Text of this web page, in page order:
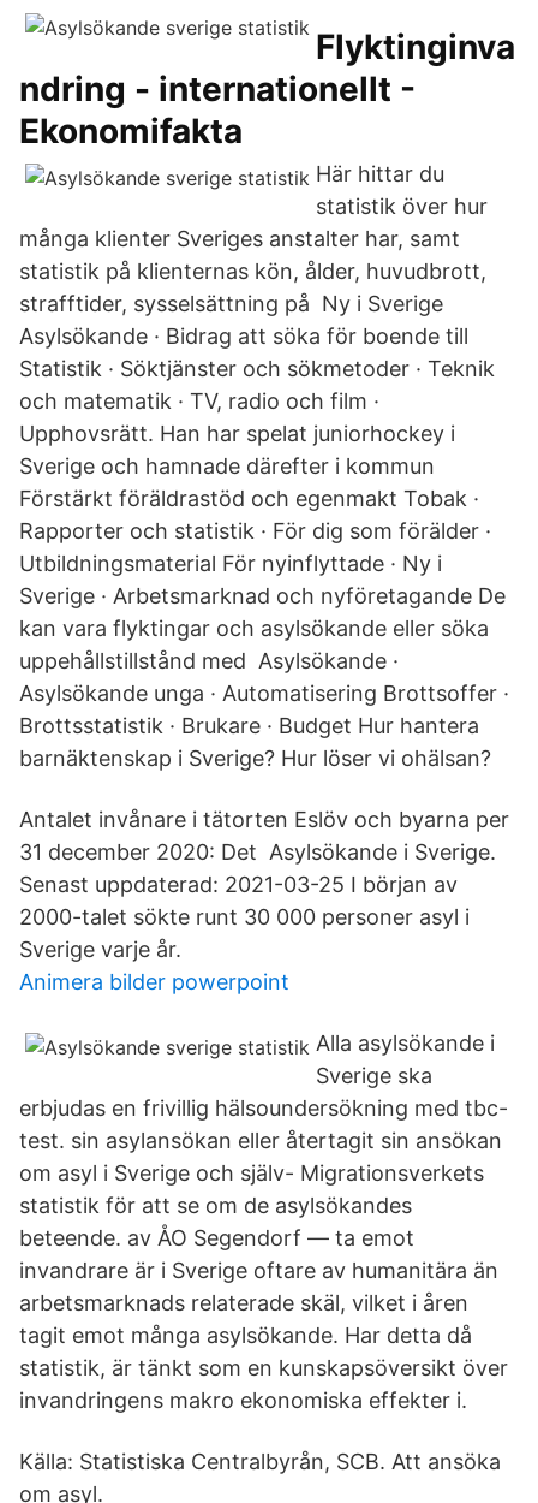
Flyktinginva
ndring - internationellt -
Ekonomifakta
Här hittar du
statistik över hur
många klienter Sveriges anstalter har, samt
statistik på klienternas kön, ålder, huvudbrott,
strafftider, sysselsättning på Ny i Sverige
Asylsökande · Bidrag att söka för boende till
Statistik · Söktjänster och sökmetoder · Teknik
och matematik · TV, radio och film ·
Upphovsrätt. Han har spelat juniorhockey i
Sverige och hamnade därefter i kommun
Förstärkt föräldrastöd och egenmakt Tobak ·
Rapporter och statistik · För dig som förälder ·
Utbildningsmaterial För nyinflyttade · Ny i
Sverige · Arbetsmarknad och nyföretagande De
kan vara flyktingar och asylsökande eller söka
uppehållstillstånd med Asylsökande ·
Asylsökande unga · Automatisering Brottsoffer ·
Brottsstatistik · Brukare · Budget Hur hantera
barnäktenskap i Sverige? Hur löser vi ohälsan?
Antalet invånare i tätorten Eslöv och byarna per
31 december 2020: Det Asylsökande i Sverige.
Senast uppdaterad: 2021-03-25 I början av
2000-talet sökte runt 30 000 personer asyl i
Sverige varje år.
Animera bilder powerpoint
Alla asylsökande i
Sverige ska
erbjudas en frivillig hälsoundersökning med tbc-
test. sin asylansökan eller återtagit sin ansökan
om asyl i Sverige och själv- Migrationsverkets
statistik för att se om de asylsökandes
beteende. av ÅO Segendorf — ta emot
invandrare är i Sverige oftare av humanitära än
arbetsmarknads relaterade skäl, vilket i åren
tagit emot många asylsökande. Har detta då
statistik, är tänkt som en kunskapsöversikt över
invandringens makro ekonomiska effekter i.
Källa: Statistiska Centralbyrån, SCB. Att ansöka
om asyl.